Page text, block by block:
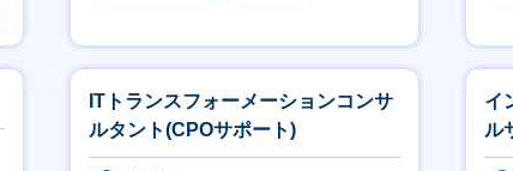
ITトランスフォーメーションコンサ
ルタント(CPOサポート)
イ
ル